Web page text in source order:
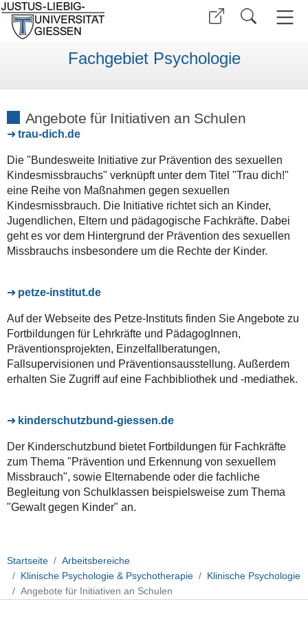
Fachgebiet Psychologie
Angebote für Initiativen an Schulen
trau-dich.de
Die "Bundesweite Initiative zur Prävention des sexuellen
Kindesmissbrauchs" verknüpft unter dem Titel "Trau dich!"
eine Reihe von Maßnahmen gegen sexuellen
Kindesmissbrauch. Die Initiative richtet sich an Kinder,
Jugendlichen, Eltern und pädagogische Fachkräfte. Dabei
geht es vor dem Hintergrund der Prävention des sexuellen
Missbrauchs insbesondere um die Rechte der Kinder.
petze-institut.de
Auf der Webseite des Petze-Instituts finden Sie Angebote zu
Fortbildungen für Lehrkräfte und PädagogInnen,
Präventionsprojekten, Einzelfallberatungen,
Fallsupervisionen und Präventionsausstellung. Außerdem
erhalten Sie Zugriff auf eine Fachbibliothek und -mediathek.
kinderschutzbund-giessen.de
Der Kinderschutzbund bietet Fortbildungen für Fachkräfte
zum Thema "Prävention und Erkennung von sexuellem
Missbrauch", sowie Elternabende oder die fachliche
Begleitung von Schulklassen beispielsweise zum Thema
"Gewalt gegen Kinder" an.
Startseite
Arbeitsbereiche
Klinische Psychologie & Psychotherapie
Klinische Psychologie
Angebote für Initiativen an Schulen